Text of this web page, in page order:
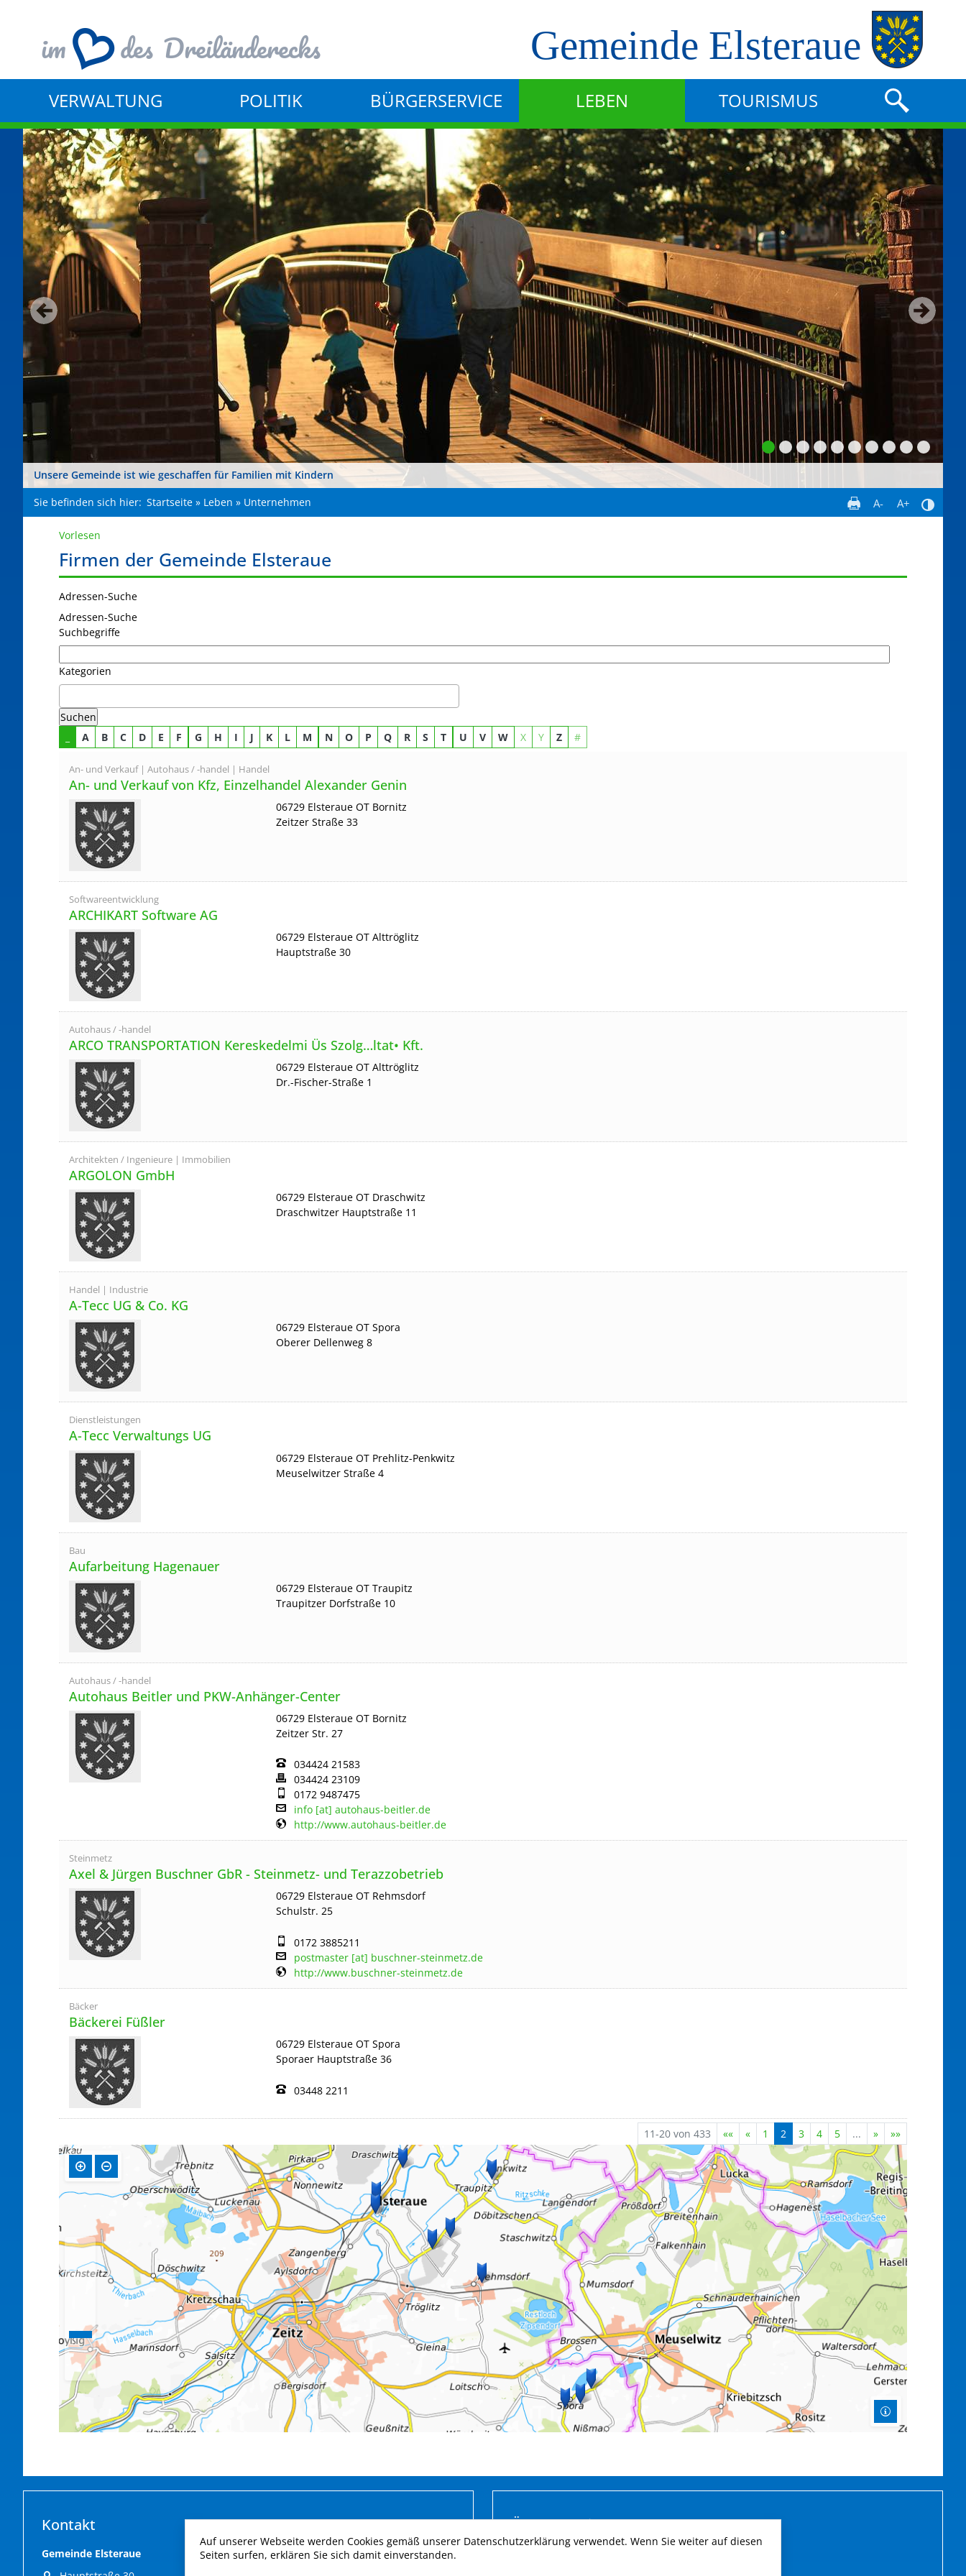
Auf unserer Webseite werden Cookies gemäß unserer Datenschutzerklärung verwendet. Wenn Sie weiter auf diesen
Seiten surfen, erklären Sie sich damit einverstanden.
im des Dreiländerecks Gemeinde Elsteraue
VERWALTUNG POLITIK BÜRGERSERVICE LEBEN TOURISMUS
Unsere Gemeinde ist wie geschaffen für Familien mit Kindern
Sie befinden sich hier: Startseite » Leben » Unternehmen A- A+
Vorlesen
Firmen der Gemeinde Elsteraue
Adressen-Suche
Adressen-Suche
Suchbegriffe
Kategorien
A B C D E F G H I J K L M N O P Q R S T U V W X Y Z #
An- und Verkauf | Autohaus / -handel | Handel
An- und Verkauf von Kfz, Einzelhandel Alexander Genin
06729 Elsteraue OT Bornitz
Zeitzer Straße 33
Softwareentwicklung
ARCHIKART Software AG
06729 Elsteraue OT Alttröglitz
Hauptstraße 30
Autohaus / -handel
ARCO TRANSPORTATION Kereskedelmi Üs Szolg…ltat• Kft.
06729 Elsteraue OT Alttröglitz
Dr.-Fischer-Straße 1
Architekten / Ingenieure | Immobilien
ARGOLON GmbH
06729 Elsteraue OT Draschwitz
Draschwitzer Hauptstraße 11
Handel | Industrie
A-Tecc UG & Co. KG
06729 Elsteraue OT Spora
Oberer Dellenweg 8
Dienstleistungen
A-Tecc Verwaltungs UG
06729 Elsteraue OT Prehlitz-Penkwitz
Meuselwitzer Straße 4
Bau
Aufarbeitung Hagenauer
06729 Elsteraue OT Traupitz
Traupitzer Dorfstraße 10
Autohaus / -handel
Autohaus Beitler und PKW-Anhänger-Center
06729 Elsteraue OT Bornitz
Zeitzer Str. 27
034424 21583
034424 23109
0172 9487475
info [at] autohaus-beitler.de
http://www.autohaus-beitler.de
Steinmetz
Axel & Jürgen Buschner GbR - Steinmetz- und Terazzobetrieb
06729 Elsteraue OT Rehmsdorf
Schulstr. 25
0172 3885211
postmaster [at] buschner-steinmetz.de
http://www.buschner-steinmetz.de
Bäcker
Bäckerei Füßler
06729 Elsteraue OT Spora
Sporaer Hauptstraße 36
03448 2211
11-20 von 433 «« « 1 2 3 4 5 ... » »»
Kontakt
Gemeinde Elsteraue
Öffnungszeiten